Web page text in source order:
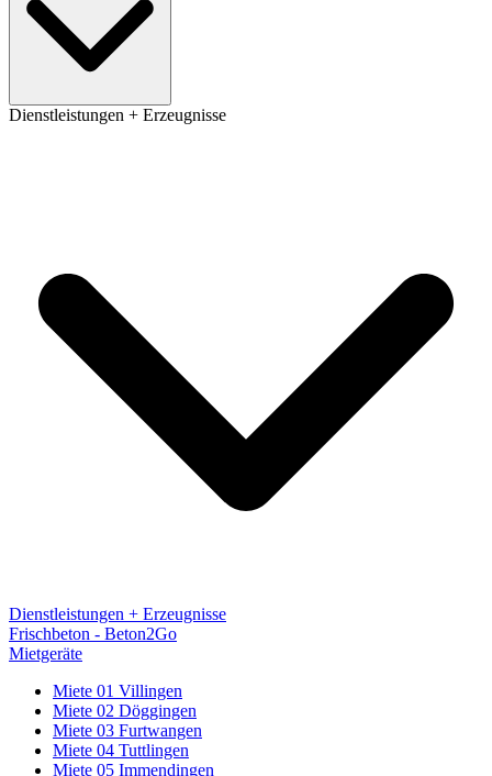
Dienstleistungen + Erzeugnisse
Dienstleistungen + Erzeugnisse
Frischbeton - Beton2Go
Mietgeräte
Miete 01 Villingen
Miete 02 Döggingen
Miete 03 Furtwangen
Miete 04 Tuttlingen
Miete 05 Immendingen